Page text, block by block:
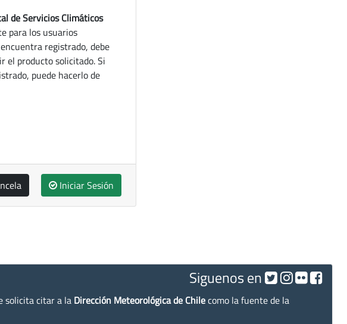
de Servicios Climáticos
para los usuarios
registrado, debe
el producto solicitado. Si
puede hacerlo de
Iniciar Sesión
Siguenos en
solicita citar a la Dirección Meteorológica de Chilecomo la fuente de la